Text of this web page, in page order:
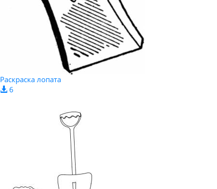
Раскраска лопата
6